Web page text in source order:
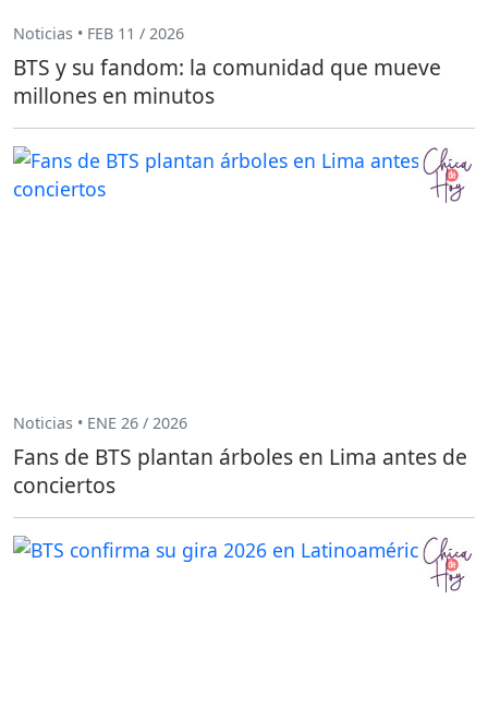
Noticias • FEB 11 / 2026
BTS y su fandom: la comunidad que mueve
millones en minutos
Noticias • ENE 26 / 2026
Fans de BTS plantan árboles en Lima antes de
conciertos